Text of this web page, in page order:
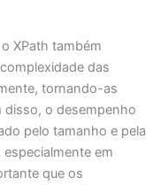
XPath também
das
tornando-as
disso, o desempenho
pelo tamanho e pela
em
que os